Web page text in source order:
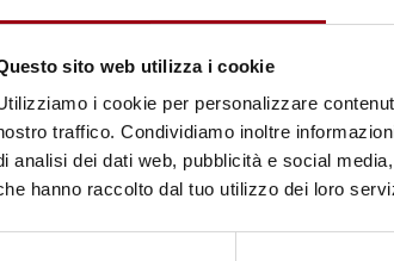
sito web utilizza i cookie
i cookie per personalizzare
traffico. Condividiamo inoltre
analisi dei dati web, pubblicità e social
hanno raccolto dal tuo utilizzo dei loro
dell’educazione civica
10 dicembre, Giornata
programma “Io ho cura 2” -
che intendiamo realizzare in